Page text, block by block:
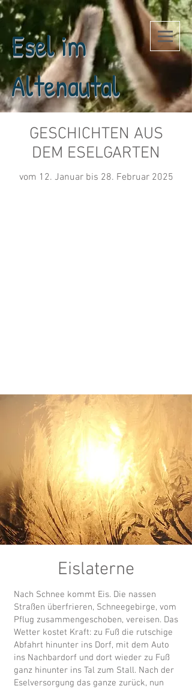
Esel im
Altenautal
GESCHICHTEN AUS
DEM ESELGARTEN
vom 12. Januar bis 28. Februar 2025
Eislaterne
Nach Schnee kommt Eis. Die nassen
Straßen überfrieren, Schneegebirge, vom
Pflug zusammengeschoben, vereisen. Das
Wetter kostet Kraft: zu Fuß die rutschige
Abfahrt hinunter ins Dorf, mit dem Auto
ins Nachbardorf und dort wieder zu Fuß
ganz hinunter ins Tal zum Stall. Nach der
Eselversorgung das ganze zurück, nun